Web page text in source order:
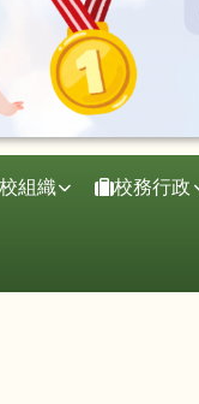
組織 校務行政